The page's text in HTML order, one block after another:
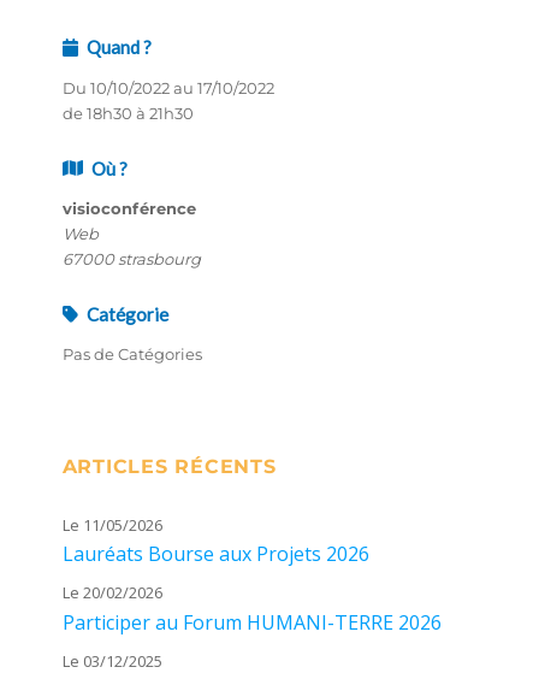
Quand ?
Du 10/10/2022 au 17/10/2022
de 18h30 à 21h30
Où ?
visioconférence
Web
67000 strasbourg
Catégorie
Pas de Catégories
ARTICLES RÉCENTS
Le 11/05/2026
Lauréats Bourse aux Projets 2026
Le 20/02/2026
Participer au Forum HUMANI-TERRE 2026
Le 03/12/2025